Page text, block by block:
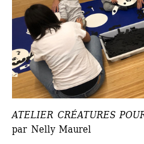
ATELIER CRÉATURES
par Nelly Maurel